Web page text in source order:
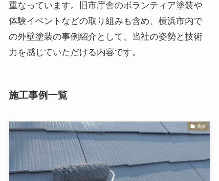
重なっています。旧市庁舎のボランティア塗装や
体験イベントなどの取り組みも含め、横浜市内で
の外壁塗装の事例紹介として、当社の姿勢と技術
力を感じていただける内容です。
施工事例一覧
塗装